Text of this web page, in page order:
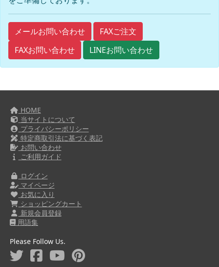
メールお問い合わせ
FAXご注文
FAXお問い合わせ
LINEお問い合わせ
HOME
当サイトについて
プライバシーポリシー
特定商取引法に基づく表記
お問い合わせ
ご利用ガイド
ログイン
マイページ
お気に入り
ショッピングカート
新規会員登録
用語集
Please Follow Us.